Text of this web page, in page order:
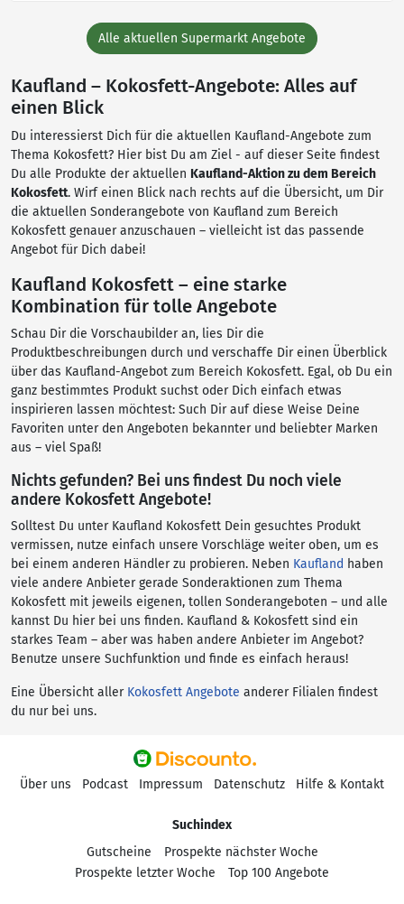
Alle aktuellen Supermarkt Angebote
Kaufland – Kokosfett-Angebote: Alles auf
einen Blick
Du interessierst Dich für die aktuellen Kaufland-Angebote zum
Thema Kokosfett? Hier bist Du am Ziel - auf dieser Seite findest
Du alle Produkte der aktuellen Kaufland-Aktion zu dem Bereich
Kokosfett. Wirf einen Blick nach rechts auf die Übersicht, um Dir
die aktuellen Sonderangebote von Kaufland zum Bereich
Kokosfett genauer anzuschauen – vielleicht ist das passende
Angebot für Dich dabei!
Kaufland Kokosfett – eine starke
Kombination für tolle Angebote
Schau Dir die Vorschaubilder an, lies Dir die
Produktbeschreibungen durch und verschaffe Dir einen Überblick
über das Kaufland-Angebot zum Bereich Kokosfett. Egal, ob Du ein
ganz bestimmtes Produkt suchst oder Dich einfach etwas
inspirieren lassen möchtest: Such Dir auf diese Weise Deine
Favoriten unter den Angeboten bekannter und beliebter Marken
aus – viel Spaß!
Nichts gefunden? Bei uns findest Du noch viele
andere Kokosfett Angebote!
Solltest Du unter Kaufland Kokosfett Dein gesuchtes Produkt
vermissen, nutze einfach unsere Vorschläge weiter oben, um es
bei einem anderen Händler zu probieren. Neben Kaufland haben
viele andere Anbieter gerade Sonderaktionen zum Thema
Kokosfett mit jeweils eigenen, tollen Sonderangeboten – und alle
kannst Du hier bei uns finden. Kaufland & Kokosfett sind ein
starkes Team – aber was haben andere Anbieter im Angebot?
Benutze unsere Suchfunktion und finde es einfach heraus!
Eine Übersicht aller Kokosfett Angebote anderer Filialen findest
du nur bei uns.
Über uns Podcast Impressum Datenschutz Hilfe & Kontakt
Suchindex
Gutscheine
Prospekte nächster Woche
Prospekte letzter Woche
Top 100 Angebote